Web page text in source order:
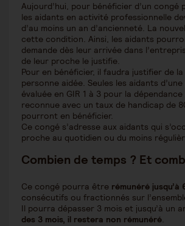
Aujourd’hui, pour bénéficier d’un congé
les aidants en activité professionnelle
d’au moins un an d’ancienneté. La
cette condition. Ainsi, les aidants
demande dès leur arrivée dans
de leur proche le justifie.
Pour en bénéficier, il faudra justifier de
personne aidée. Seules les aidants
évaluée en GIR 1 à 3 pour la
reconnue avec un taux de handicap de
pourront en bénéficier.
Ce congé s’adresse aux aidants qui
proche au quotidien ou du moins
Combien de temps ? Et
Ce congé pourra être rémunéré
consécutifs ou fractionnés sur
Il pourra dépasser 3 mois et jusqu’à un
des 3 mois, il restera non rémunéré.